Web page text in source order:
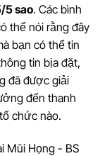
5 sao. Các bình
thể nói rằng đây
bạn có thể tin
tin bịa đặt,
đã được giải
đến thanh
chức nào.
Mũi Họng - BS